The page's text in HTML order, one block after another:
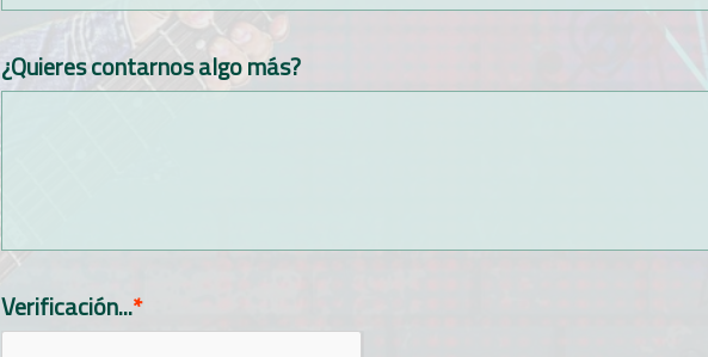
¿Quieres contarnos algo más?
Verificación...